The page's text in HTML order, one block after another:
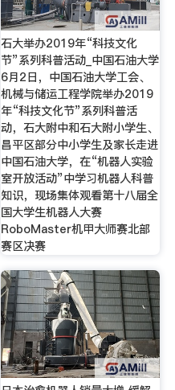
石大举办2019年“科技文化
节”系列科普活动_中国石油大学
6月2日，中国石油大学工会、
机械与储运工程学院举办2019
年“科技文化节”系列科普活
动，石大附中和石大附小学生、
昌平区部分中小学生及家长走进
中国石油大学，在“机器人实验
室开放活动”中学习机器人科普
知识，现场集体观看第十八届全
国大学生机器人大赛
RoboMaster机甲大师赛北部
赛区决赛